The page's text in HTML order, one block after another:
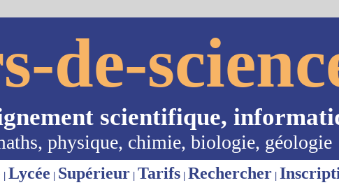
de-
scientifique,
physique, chimie, biologie, géologie
| Lycée | Supérieur | Tarifs | Rechercher |